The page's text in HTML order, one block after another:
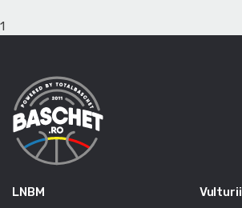
1
LNBM
Vulturii